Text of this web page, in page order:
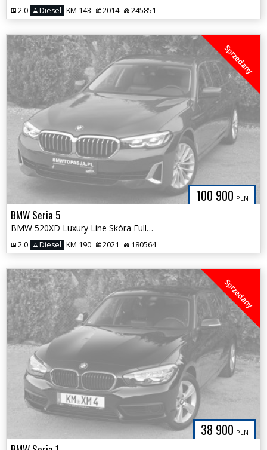
2.0 Diesel KM 143 2014 245851
100 900 PLN
Sprzedany
BMW Seria 5
BMW 520XD Luxury Line Skóra FullLED Duży Ekran Ambiente Bezwypadkowa
2.0 Diesel KM 190 2021 180564
38 900 PLN
Sprzedany